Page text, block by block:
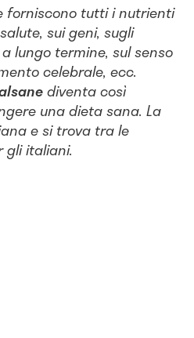
forniscono tutti i nutrienti
sui geni, sugli
lungo termine, sul senso
celebrale, ecc.
diventa così
una dieta sana. La
e si trova tra le
italiani.